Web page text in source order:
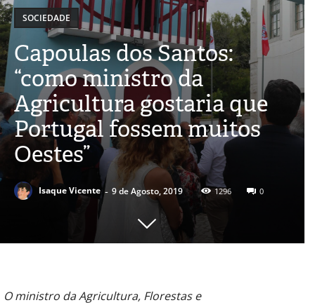
SOCIEDADE
Capoulas dos Santos:
“como ministro da
Agricultura gostaria que
Portugal fossem muitos
Oestes”
Isaque Vicente - 9 de Agosto, 2019 1296 0
O ministro da Agricultura, Florestas e